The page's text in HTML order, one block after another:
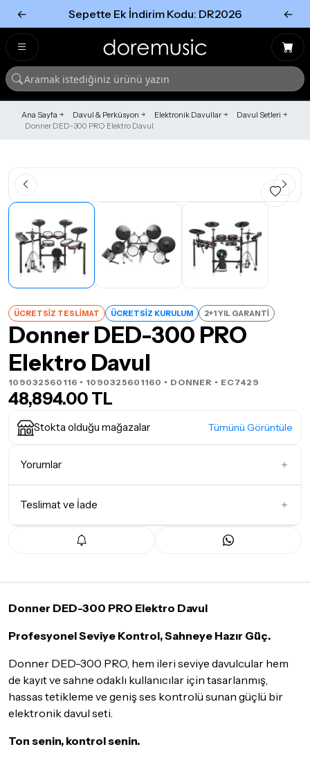
← Sepette Ek İndirim Kodu: DR2026 ←
Ana Sayfa Davul & Perküsyon Elektronik Davullar
Davul Setleri
Donner DED-300 PRO Elektro Davul
ÜCRETSİZ TESLİMAT ÜCRETSİZ KURULUM 2+1 YIL GARANTİ
Donner DED-300 PRO
Elektro Davul
109032560116 • 1090325601160 • DONNER • EC7429
48,894.00 TL
Stokta olduğu mağazalar Tümünü Görüntüle
Yorumlar
Teslimat ve İade
Teslimat Koşulları
tatil günlerinde teslimat yapılamamaktadır.
Seçtiğiniz ürünlerin tamamıdoremusic Sevkiyat Ekibiya da
Aras Kargo
garantisi ile adresinize teslim edilecektir.
Not : Ücretsiz kurulum hizmetimiz, yalnızca mağazalarımızın
bulunduğu illerde geçerlidir.
Detaylar içintıklayınız
İade Koşulları
Donner DED-300 PRO Elektro Davul
Profesyonel Seviye Kontrol, Sahneye Hazır Güç.
Donner DED-300 PRO, hem ileri seviye davulcular hem
de kayıt ve sahne odaklı kullanıcılar için tasarlanmış,
hassas tetikleme ve geniş ses kontrolü sunan güçlü bir
elektronik davul seti.
Ton senin, kontrol senin.
Tümünü Gör
Tümünü gör